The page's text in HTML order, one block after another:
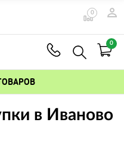
0
0
в Иваново